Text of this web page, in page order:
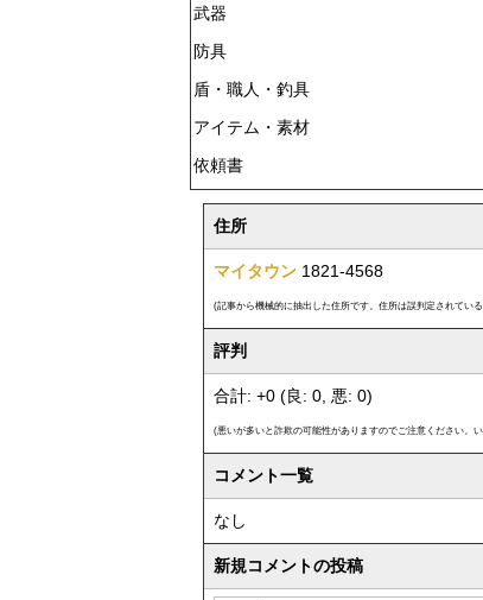
武器
防具
盾・職人・釣具
アイテム・素材
依頼書
住所
マイタウン 1821-4568
(記事から機械的に抽出した住所です。住所は誤判定されてい
評判
合計: +0 (良: 0, 悪: 0)
(悪いが多いと詐欺の可能性がありますのでご注意ください。
コメント一覧
なし
新規コメントの投稿